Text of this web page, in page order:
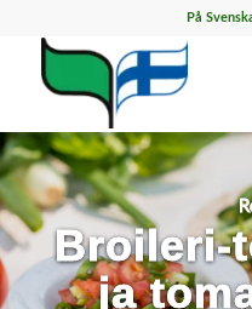
På
Broileri-
ja